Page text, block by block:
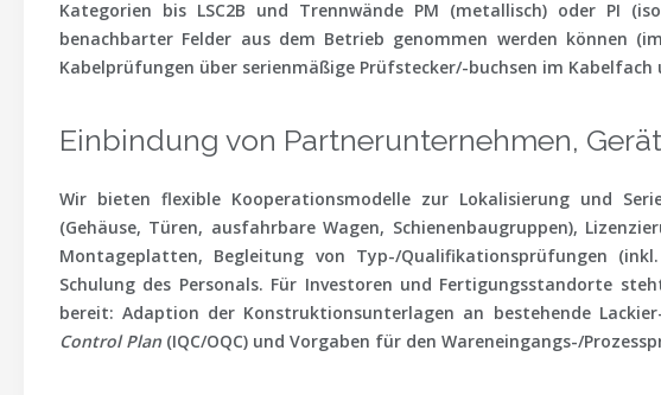
Kategorien bis LSC2B und Trennwände PM (metallisch) oder PI
benachbarter Felder aus dem Betrieb genommen werden können
Kabelprüfungen über serienmäßige Prüfstecker/-buchsen im
Einbindung von Partnerunternehmen,
Wir bieten flexible Kooperationsmodelle zur Lokalisierung und
(Gehäuse, Türen, ausfahrbare Wagen, Schienenbaugruppen),
Montageplatten, Begleitung von Typ-/Qualifikationsprüfungen
Schulung des Personals. Für Investoren und Fertigungsstandorte
bereit: Adaption der Konstruktionsunterlagen an bestehende
Control Plan (IQC/OQC) und Vorgaben für den Wareneingangs-/